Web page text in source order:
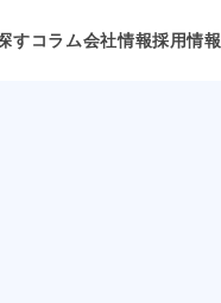
すコラム会社情報採用情報